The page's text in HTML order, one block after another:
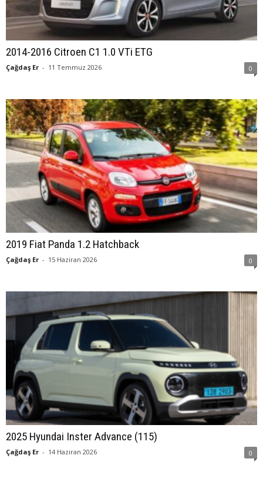
2014-2016 Citroen C1 1.0 VTi ETG
Çağdaş Er - 11 Temmuz 2026 0
2019 Fiat Panda 1.2 Hatchback
Çağdaş Er - 15 Haziran 2026 0
2025 Hyundai Inster Advance (115)
Çağdaş Er - 14 Haziran 2026 0